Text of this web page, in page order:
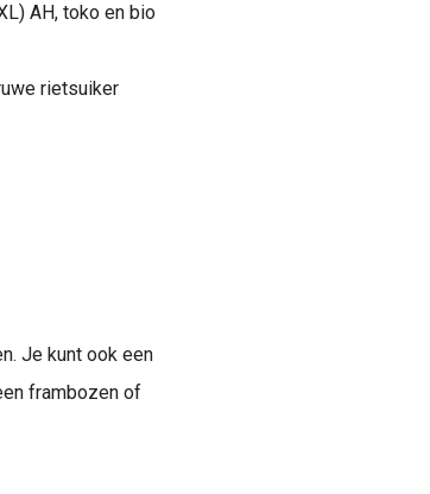
AH, toko en bio
rietsuiker
Je kunt ook een
frambozen of